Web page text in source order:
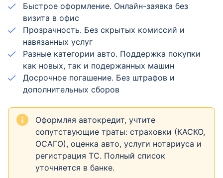
Быстрое оформление. Онлайн-заявка без
визита в офис
Прозрачность. Без скрытых комиссий и
навязанных услуг
Разные категории авто. Поддержка покупки
как новых, так и подержанных машин
Досрочное погашение. Без штрафов и
дополнительных сборов
Оформляя автокредит, учтите
сопутствующие траты: страховки (КАСКО,
ОСАГО), оценка авто, услуги нотариуса и
регистрация ТС. Полный список
уточняется в банке.